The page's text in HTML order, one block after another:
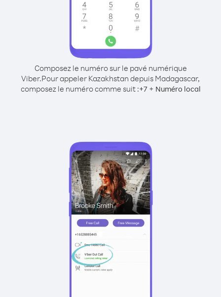
Composez le numéro sur le pavé numérique
Viber.Pour appeler Kazakhstan depuis Madagascar,
composez le numéro comme suit :+7+ Numéro local